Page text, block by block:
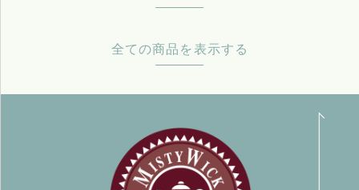
全ての商品を表示する